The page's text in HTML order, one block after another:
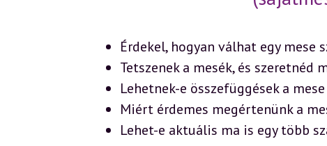
Érdekel, hogyan válhat egy mese
Tetszenek a mesék, és szeretnéd
Lehetnek-e összefüggések a
Miért érdemes megértenünk a
Lehet-e aktuális ma is egy több